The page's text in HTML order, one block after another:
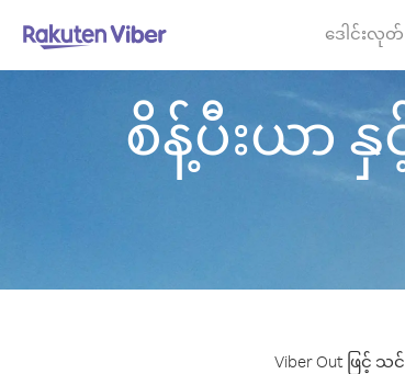
ဒေါင်းလုတ်
စိန့်ပီးယာ
Viber Out ဖြင့်